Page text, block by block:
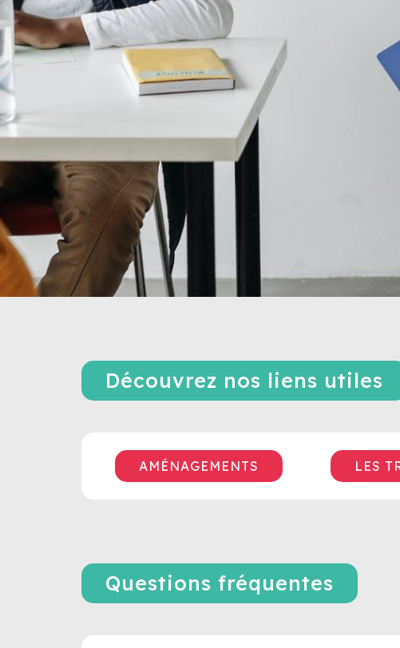
Découvrez nos liens utiles
AMÉNAGEMENTS LES
Questions fréquentes